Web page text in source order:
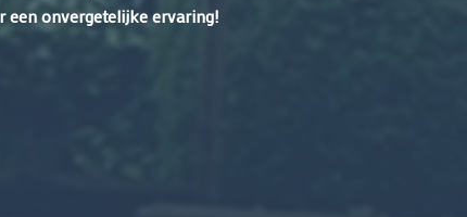
een onvergetelijke ervaring!